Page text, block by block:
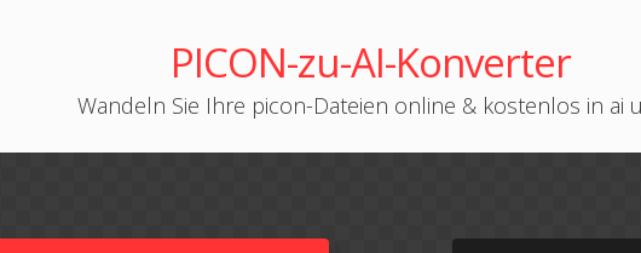
PICON-zu-AI-Konverter
Wandeln Sie Ihre picon-Dateien online & kostenlos in ai